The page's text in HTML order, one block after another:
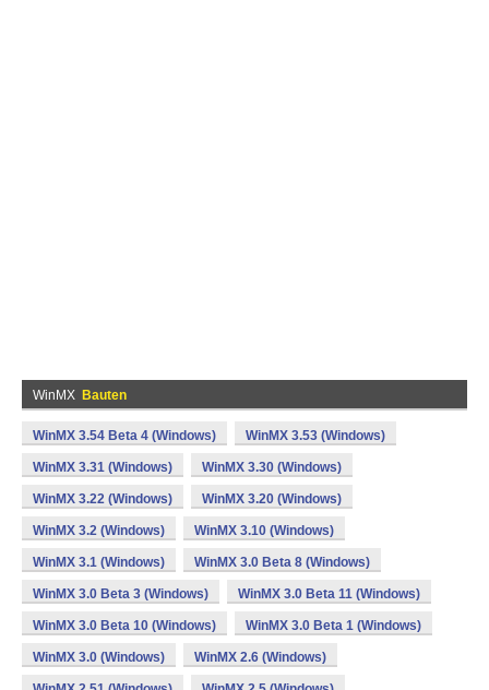
WinMX Bauten
WinMX 3.54 Beta 4 (Windows) WinMX 3.53 (Windows)
WinMX 3.31 (Windows) WinMX 3.30 (Windows)
WinMX 3.22 (Windows) WinMX 3.20 (Windows)
WinMX 3.2 (Windows) WinMX 3.10 (Windows)
WinMX 3.1 (Windows) WinMX 3.0 Beta 8 (Windows)
WinMX 3.0 Beta 3 (Windows) WinMX 3.0 Beta 11 (Windows)
WinMX 3.0 Beta 10 (Windows) WinMX 3.0 Beta 1 (Windows)
WinMX 3.0 (Windows) WinMX 2.6 (Windows)